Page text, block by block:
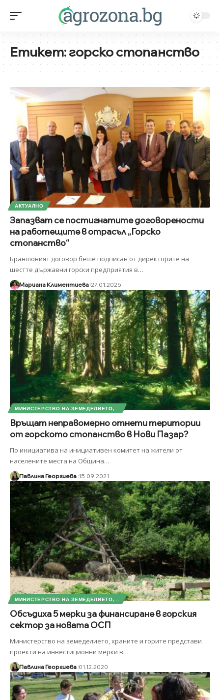
Етикет:горско стопанство
АКТУАЛНО
Запазват се постигнатите договорености
на работещите в отрасъл „Горско
стопанство“
Браншовият договор беше подписан от директорите на
шестте държавни горски предприятия в…
Мариана Климентиева 27.01.2025
МИНИСТЕРСТВО НА ЗЕМЕДЕЛИЕТО,...
Връщат неправомерно отнети територии
от горското стопанство в Нови Пазар?
По инициатива на инициативен комитет на жители от
населените места на Община…
Павлина Георгиева 15.09.2021
МИНИСТЕРСТВО НА ЗЕМЕДЕЛИЕТО,...
Обсъдиха 5 мерки за финансиране в горския
сектор за новата ОСП
Министерство на земеделието, храните и горите представи
проекти на инвестиционни мерки в…
Павлина Георгиева 01.12.2020